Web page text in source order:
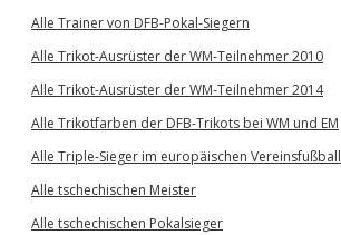
Alle Trainer von DFB-Pokal-Siegern
Alle Trikot-Ausrüster der WM-Teilnehmer 2010
Alle Trikot-Ausrüster der WM-Teilnehmer 2014
Alle Trikotfarben der DFB-Trikots bei WM und EM
Alle Triple-Sieger im europäischen Vereinsfußball
Alle tschechischen Meister
Alle tschechischen Pokalsieger